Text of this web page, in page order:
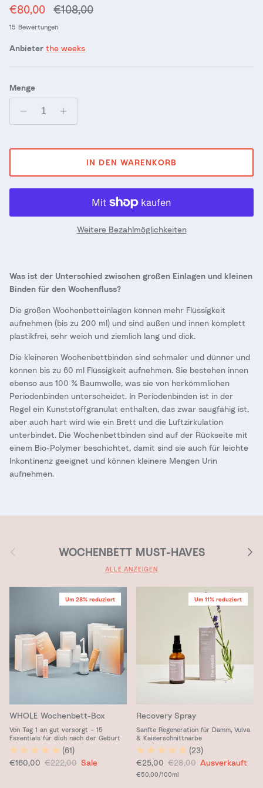
Verkaufspreis
€80,00 Normaler Preis
€108,00
15 Bewertungen
Anbieter the weeks
Menge
IN DEN WARENKORB
Weitere Bezahlmöglichkeiten
Was ist der Unterschied zwischen großen Einlagen und kleinen
Binden für den Wochenfluss?
Die großen Wochenbetteinlagen können mehr Flüssigkeit
aufnehmen (bis zu 200 ml) und sind außen und innen komplett
plastikfrei, sehr weich und ziemlich lang und dick.
Die kleineren Wochenbettbinden sind schmaler und dünner und
können bis zu 60 ml Flüssigkeit aufnehmen. Sie bestehen innen
ebenso aus 100 % Baumwolle, was sie von herkömmlichen
Periodenbinden unterscheidet. In Periodenbinden ist in der
Regel ein Kunststoffgranulat enthalten, das zwar saugfähig ist,
aber auch hart wird wie ein Brett und die Luftzirkulation
unterbindet. Die Wochenbettbinden sind auf der Rückseite mit
einem Bio-Polymer beschichtet, damit sind sie auch für leichte
Inkontinenz geeignet und können kleinere Mengen Urin
aufnehmen.
Vorherige WOCHENBETT MUST-HAVES
ALLE ANZEIGEN
Um 28% reduziert
WHOLE Wochenbett-Box
Von Tag 1 an gut versorgt – 15
Essentials für dich nach der Geburt
(61)
Verkaufspreis
€160,00 Normaler Preis
€222,00 Sale
Um 11% reduziert
Recovery Spray
Sanfte Regeneration für Damm, Vulva
& Kaiserschnittnarbe
(23)
Verkaufspreis
€25,00 Normaler Preis
€28,00 Ausverkauft
Grundpreis
€50,00/100ml